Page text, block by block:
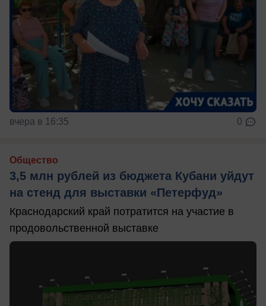
вчера в 16:35 0
Общество
3,5 млн рублей из бюджета Кубани уйдут
на стенд для выставки «Петерфуд»
Краснодарский край потратится на участие в
продовольственной выставке